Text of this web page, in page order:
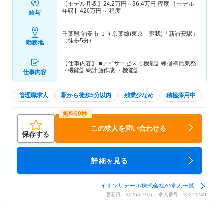
給与
【モデル月収】 24.2万円～36.4万円 程度 【モデル
年収】 420万円～ 程度
勤務地
千葉県 浦安市 ＪＲ京葉線(東京－蘇我)「新浦安駅」
（徒歩5分）
仕事内容
【仕事内容】 ■デイサービスで機能訓練指導員業務
・機能訓練計画作成 ・機能訓…
管理職求人 駅から徒歩5分以内 残業少なめ 積極採用中
保存する
この求人を問い合わせる
詳細を見る
イオンリテール株式会社の求人一覧
更新日：2026/07/15 求人番号：10271249